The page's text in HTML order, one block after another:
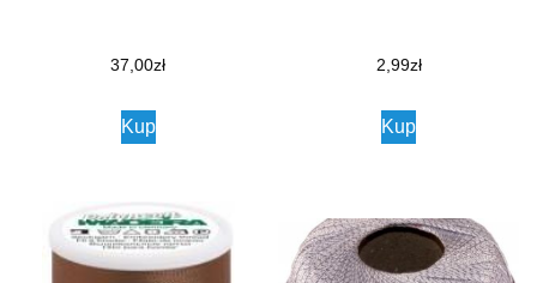
37,00zł
Kup
2,99zł
Kup